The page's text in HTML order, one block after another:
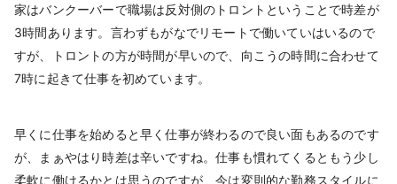
家はバンクーバーで職場は反対側のトロントということで時差が
3時間あります。言わずもがなでリモートで働いていはいるので
すが、トロントの方が時間が早いので、向こうの時間に合わせて
7時に起きて仕事を初めています。
早くに仕事を始めると早く仕事が終わるので良い面もあるのです
が、まぁやはり時差は辛いですね。仕事も慣れてくるともう少し
柔軟に働けるかとは思うのですが、今は変則的な勤務スタイルに